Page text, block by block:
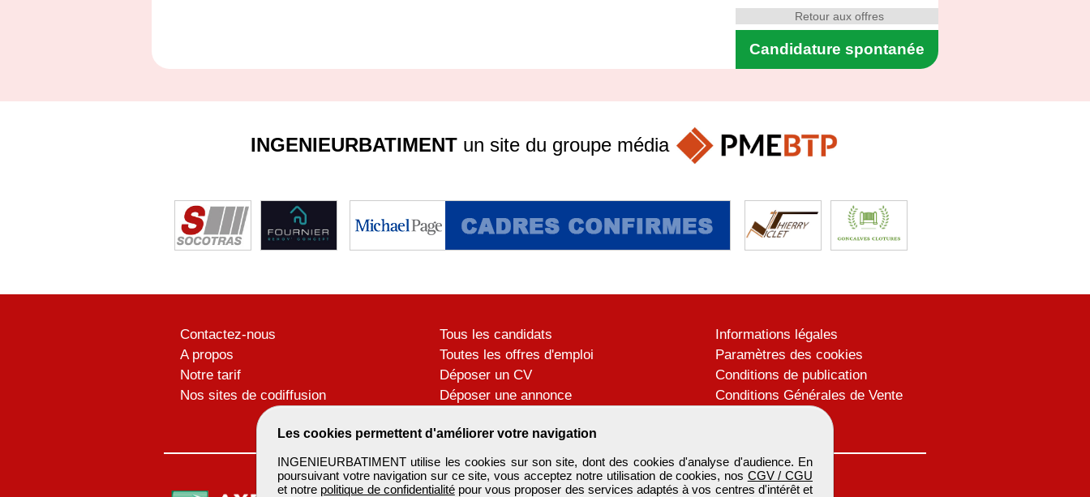
Candidature spontanée
Retour aux offres
Les cookies permettent d'améliorer votre navigation
INGENIEURBATIMENT utilise les cookies sur son site, dont des cookies d'analyse d'audience. En
poursuivant votre navigation sur ce site, vous acceptez notre utilisation de cookies, nos CGV / CGU
et notre politique de confidentialitépour vous proposer des services adaptés à vos centres d'intérêt et
INGENIEURBATIMENT un site du groupe média
Contactez-nous
A propos
Notre tarif
Nos sites de codiffusion
Tous les candidats
Toutes les offres d'emploi
Déposer un CV
Déposer une annonce
Informations légales
Paramètres des cookies
Conditions de publication
Conditions Générales de Vente